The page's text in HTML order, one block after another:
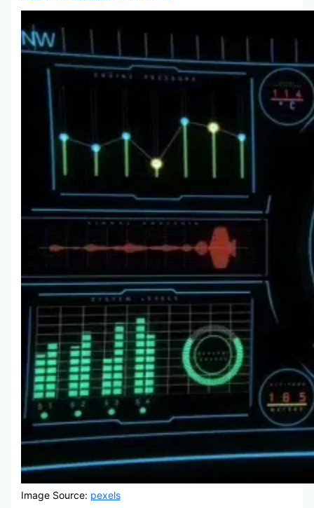
Image Source: pexels